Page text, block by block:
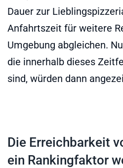
Dauer zur
Anfahrtszeit für weitere
Umgebung abgleichen.
die innerhalb dieses
sind, würden dann
Die Erreichbarkeit
ein Rankingfaktor